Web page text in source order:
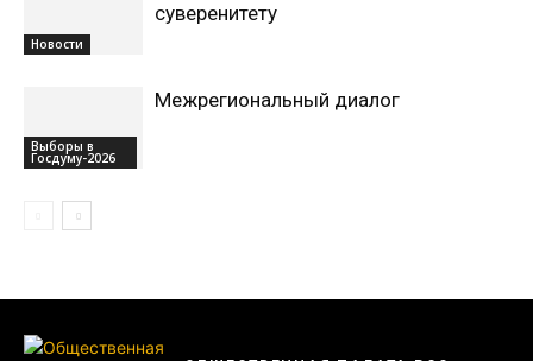
Новости
суверенитету
Выборы в
Госдуму-2026
Межрегиональный диалог